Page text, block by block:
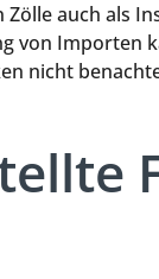
auch als
von Importen
nicht